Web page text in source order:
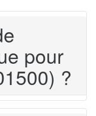
pour
?